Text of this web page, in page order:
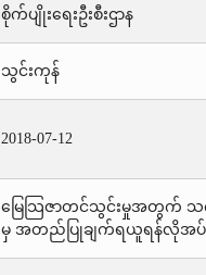
စိုက်ပျိုးရေးဦးစီးဌာန
သွင်းကုန်
2018-07-12
မြေသြဇာတင်သွင်းမှုအတွက် သ
မှ အတည်ပြုချက်ရယူရန်လိုအပ်